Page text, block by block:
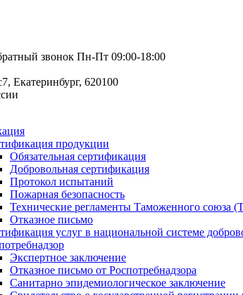
звонок Пн-Пт 09:00-18:00
Екатеринбург, 620100
продукции
Обязательная сертификация
Добровольная сертификация
Протокол испытаний
Пожарная безопасность
Технические регламенты Таможенного союза
Отказное письмо
услуг в национальной системе
Экспертное заключение
Отказное письмо от Роспотребнадзора
Санитарно эпидемиологическое заключение